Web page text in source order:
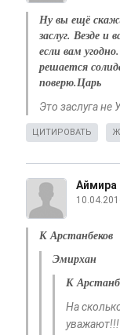
Ну вы ещё
заслуг. Везде и
если вам
решается
поверю.Царь
Это заслуга не
ЦИТИРОВАТЬ
Аймира
К Арстанбеков
Эмирхан
К
На
уважают!!!